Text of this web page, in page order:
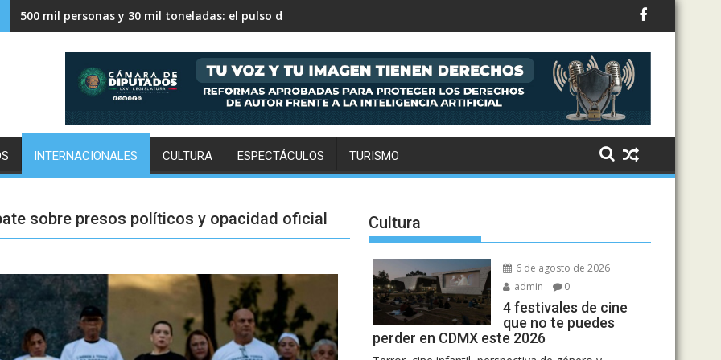
Jornada Nacional de Reforestación 2026: tu árbol ya te está esperando, ¿vas o no?
INTERNACIONALES CULTURA ESPECTÁCULOS TURISMO
sobre presos políticos y opacidad oficial Cultura
6 de agosto de 2026
admin
0
4 festivales de cine
que no te puedes
perder en CDMX este 2026